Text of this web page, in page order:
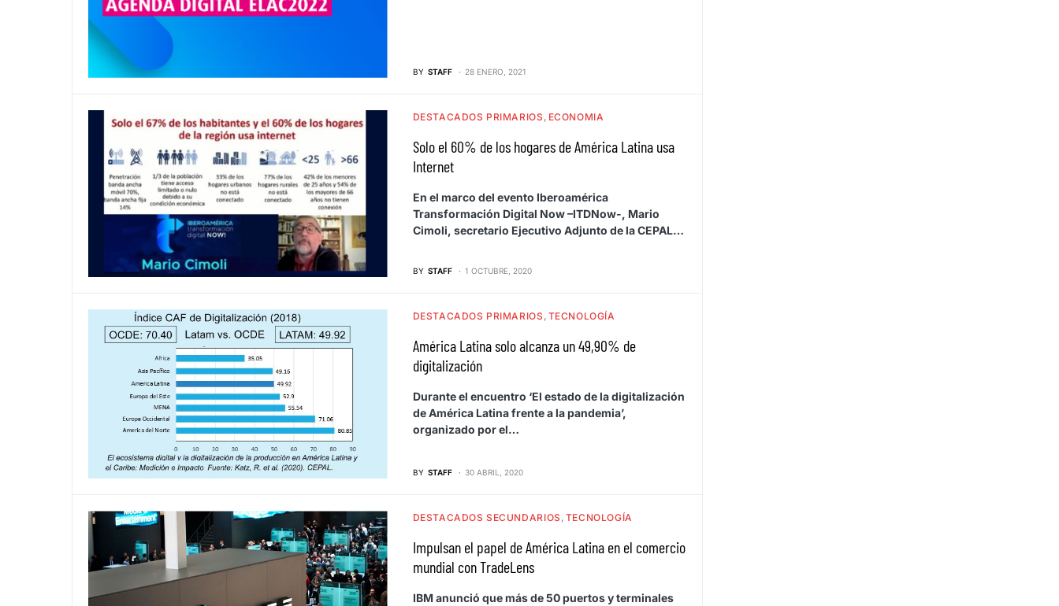
BY STAFF 28 ENERO, 2021
DESTACADOS PRIMARIOS ECONOMIA
Solo el 60% de los hogares de América Latina usa
Internet
En el marco del evento Iberoamérica
Transformación Digital Now –ITDNow-, Mario
Cimoli, secretario Ejecutivo Adjunto de la CEPAL…
BY STAFF 1 OCTUBRE, 2020
DESTACADOS PRIMARIOS TECNOLOGÍA
América Latina solo alcanza un 49,90% de
digitalización
Durante el encuentro ‘El estado de la digitalización
de América Latina frente a la pandemia’,
organizado por el…
BY STAFF 30 ABRIL, 2020
DESTACADOS SECUNDARIOS TECNOLOGÍA
Impulsan el papel de América Latina en el comercio
mundial con TradeLens
IBM anunció que más de 50 puertos y terminales